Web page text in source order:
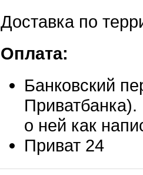
Доставка по
Оплата:
Банковский
о ней как
Приват 24